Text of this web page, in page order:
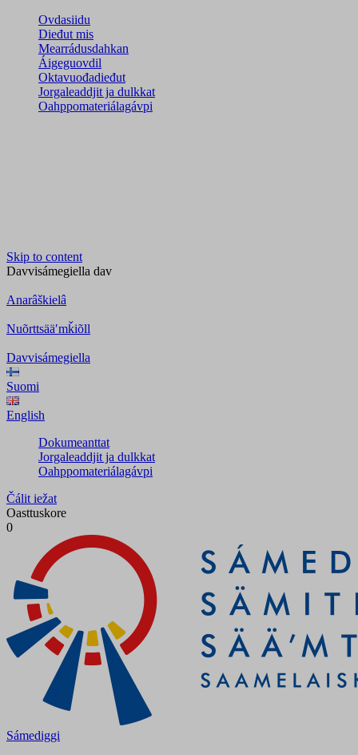
Ovdasiidu
Dieđut mis
Mearrádusdahkan
Áigeguovdil
Oktavuođadieđut
Jorgaleaddjit ja dulkkat
Oahppomateriálagávpi
Skip to content
Davvisámegiella dav
Anarâškielâ
Nuõrttsääʹmǩiõll
Davvisámegiella
Suomi
English
Dokumeanttat
Jorgaleaddjit ja dulkkat
Oahppomateriálagávpi
Čálit iežat
Oasttuskore
0
Sámediggi